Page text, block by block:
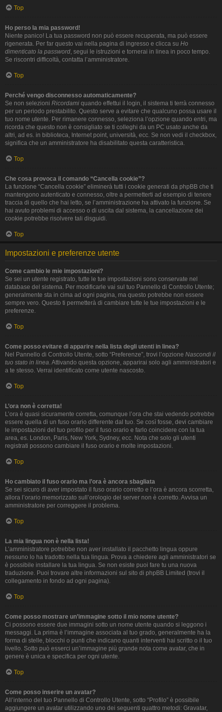
Top
Ho perso la mia password!
Niente panico! La tua password non può essere recuperata, ma può essere
rigenerata. Per far questo vai nella pagina di ingresso e clicca su Ho
dimenticato la password, segui le istruzioni e tornerai in linea in poco tempo.
Se riscontri difficoltà, contatta l’amministratore.
Top
Perché vengo disconnesso automaticamente?
Se non selezioni Ricordami quando effettui il login, il sistema ti terrà connesso
per un periodo prestabilito. Questo serve a evitare che qualcuno possa usare il
tuo nome utente. Per rimanere connesso, seleziona l’opzione quando entri, ma
ricorda che questo non è consigliato se ti colleghi da un PC usato anche da
altri, ad es. in biblioteca, Internet point, università, ecc. Se non vedi il checkbox,
significa che un amministratore ha disabilitato questa caratteristica.
Top
Che cosa provoca il comando “Cancella cookie”?
La funzione “Cancella cookie” eliminerà tutti i cookie generati da phpBB che ti
mantengono autenticato e connesso, oltre a permetterti ad esempio di tenere
traccia di quello che hai letto, se l’amministrazione ha attivato la funzione. Se
hai avuto problemi di accesso o di uscita dal sistema, la cancellazione dei
cookie potrebbe risolvere tali disguidi.
Top
Impostazioni e preferenze utente
Come cambio le mie impostazioni?
Se sei un utente registrato, tutte le tue impostazioni sono conservate nel
database del sistema. Per modificarle vai sul tuo Pannello di Controllo Utente;
generalmente sta in cima ad ogni pagina, ma questo potrebbe non essere
sempre vero. Questo ti permetterà di cambiare tutte le tue impostazioni e le
preferenze.
Top
Come posso evitare di apparire nella lista degli utenti in linea?
Nel Pannello di Controllo Utente, sotto “Preferenze”, trovi l’opzione Nascondi il
tuo stato in linea. Attivando questa opzione, apparirai solo agli amministratori e
a te stesso. Verrai identificato come utente nascosto.
Top
L’ora non è corretta!
L’ora è quasi sicuramente corretta, comunque l’ora che stai vedendo potrebbe
essere quella di un fuso orario differente dal tuo. Se così fosse, devi cambiare
le impostazioni del tuo profilo per il fuso orario e farlo coincidere con la tua
area, es. London, Paris, New York, Sydney, ecc. Nota che solo gli utenti
registrati possono cambiare il fuso orario e molte impostazioni.
Top
Ho cambiato il fuso orario ma l’ora è ancora sbagliata
Se sei sicuro di aver impostato il fuso orario corretto e l’ora è ancora scorretta,
allora l’orario memorizzato sull’orologio del server non è corretto. Avvisa un
amministratore per correggere il problema.
Top
La mia lingua non è nella lista!
L’amministratore potrebbe non aver installato il pacchetto lingua oppure
nessuno lo ha tradotto nella tua lingua. Prova a chiedere agli amministratori se
è possibile installare la tua lingua. Se non esiste puoi fare tu una nuova
traduzione. Puoi trovare altre informazioni sul sito di phpBB Limited (trovi il
collegamento in fondo ad ogni pagina).
Top
Come posso mostrare un’immagine sotto il mio nome utente?
Ci possono essere due immagini sotto un nome utente quando si leggono i
messaggi. La prima è l’immagine associata al tuo grado, generalmente ha la
forma di stelle, blocchi o punti che indicano quanti interventi hai scritto o il tuo
livello. Sotto può esserci un’immagine più grande nota come avatar, che in
genere è unica e specifica per ogni utente.
Top
Come posso inserire un avatar?
All’interno del tuo Pannello di Controllo Utente, sotto “Profilo” è possibile
aggiungere un avatar utilizzando uno dei seguenti quattro metodi: Gravatar,